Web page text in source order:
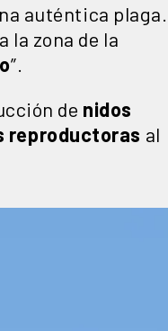
auténtica plaga.
la zona de la
”.
de nidos
reproductoras al